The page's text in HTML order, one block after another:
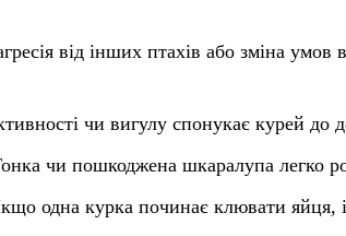
від інших птахів або зміна
чи вигулу спонукає курей до
чи пошкоджена шкаралупа легко
одна курка починає клювати яйця,